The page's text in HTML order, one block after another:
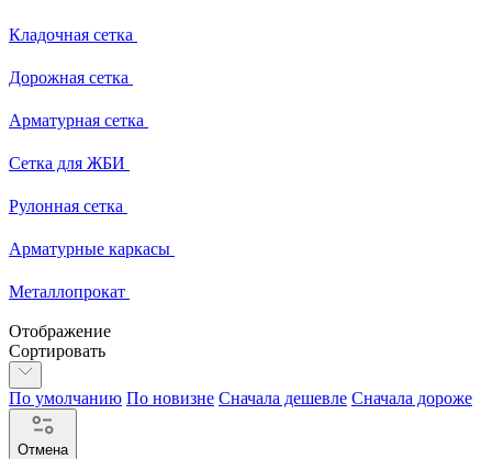
Кладочная сетка
Дорожная сетка
Арматурная сетка
Сетка для ЖБИ
Рулонная сетка
Арматурные каркасы
Металлопрокат
Отображение
Сортировать
По умолчанию По новизне Сначала дешевле Сначала дороже
Отмена